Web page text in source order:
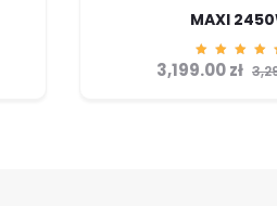
MAXI
o
3,199.00zł